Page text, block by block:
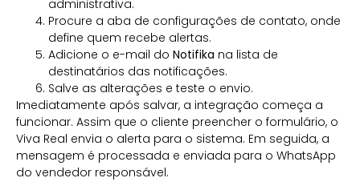
administrativa.
Procure a aba de configurações de contato, onde
define quem recebe alertas.
Adicione o e-mail do Notifika na lista de
destinatários das notificações.
Salve as alterações e teste o envio.
Imediatamente após salvar, a integração começa a
funcionar. Assim que o cliente preencher o formulário, o
Viva Real envia o alerta para o sistema. Em seguida, a
mensagem é processada e enviada para o WhatsApp
do vendedor responsável.